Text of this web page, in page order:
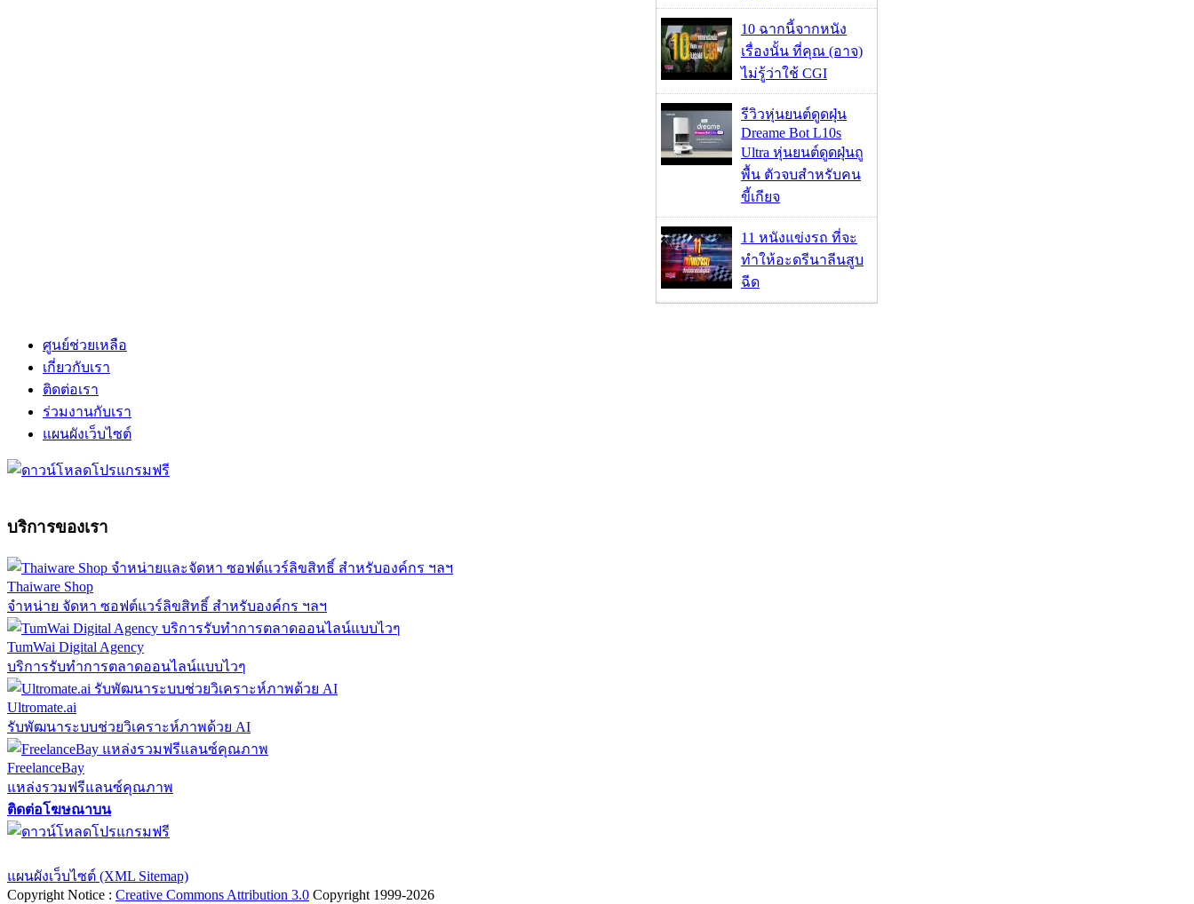
10 ฉากนี้จากหนัง
เรื่องนั้น ที่คุณ (อาจ)
ไม่รู้ว่าใช้ CGI
รีวิวหุ่นยนต์ดูดฝุ่น
Dreame Bot L10s
Ultra หุ่นยนต์ดูดฝุ่นถู
พื้น ตัวจบสำหรับคน
ขี้เกียจ
11 หนังแข่งรถ ที่จะ
ทำให้อะดรีนาลีนสูบ
ฉีด
ศูนย์ช่วยเหลือ
เกี่ยวกับเรา
ติดต่อเรา
ร่วมงานกับเรา
แผนผังเว็บไซต์
บริการของเรา
Thaiware Shop
จำหน่าย จัดหา ซอฟต์แวร์ลิขสิทธิ์ สำหรับองค์กร ฯลฯ
TumWai Digital Agency
บริการรับทำการตลาดออนไลน์แบบไวๆ
Ultromate.ai
รับพัฒนาระบบช่วยวิเคราะห์ภาพด้วย AI
FreelanceBay
แหล่งรวมฟรีแลนซ์คุณภาพ
ติดต่อโฆษณาบน
แผนผังเว็บไซต์ (XML Sitemap)
Copyright Notice : Creative Commons Attribution 3.0 Copyright 1999-2026